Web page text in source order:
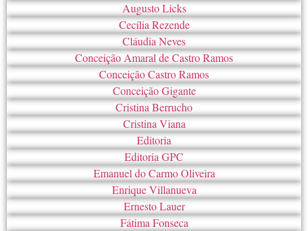
Augusto Licks
Cecília Rezende
Cláudia Neves
Conceição Amaral de Castro Ramos
Conceição Castro Ramos
Conceição Gigante
Cristina Berrucho
Cristina Viana
Editoria
Editoria GPC
Emanuel do Carmo Oliveira
Enrique Villanueva
Ernesto Lauer
Fátima Fonseca